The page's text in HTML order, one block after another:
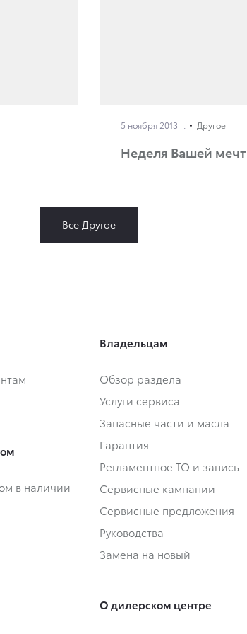
5 ноября 2013 г. Другое
Неделя Вашей
Все Другое
в наличии
Владельцам
Обзор раздела
Услуги сервиса
Запасные части и масла
Гарантия
Регламентное ТО и запись
Сервисные кампании
Сервисные предложения
Руководства
Замена на новый
О дилерском центре